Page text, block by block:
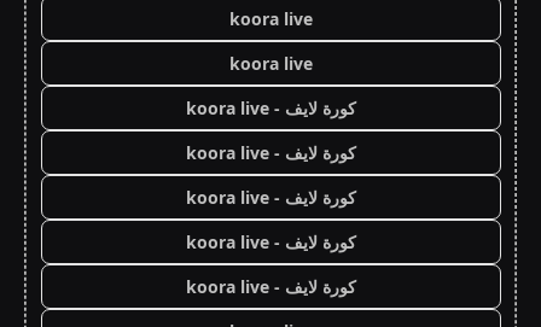
koora live
koora live
كورة لايف - koora live
كورة لايف - koora live
كورة لايف - koora live
كورة لايف - koora live
كورة لايف - koora live